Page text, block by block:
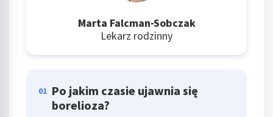
Marta Falcman-Sobczak
Lekarz rodzinny
01 Po jakim czasie ujawnia się
borelioza?